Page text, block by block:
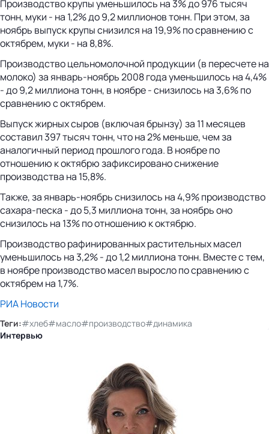
Производство крупы уменьшилось на 3% до 976 тысяч
тонн, муки - на 1,2% до 9,2 миллионов тонн. При этом, за
ноябрь выпуск крупы снизился на 19,9% по сравнению с
октябрем, муки - на 8,8%.
Производство цельномолочной продукции (в пересчете на
молоко) за январь-ноябрь 2008 года уменьшилось на 4,4%
- до 9,2 миллиона тонн, в ноябре - снизилось на 3,6% по
сравнению с октябрем.
Выпуск жирных сыров (включая брынзу) за 11 месяцев
составил 397 тысяч тонн, что на 2% меньше, чем за
аналогичный период прошлого года. В ноябре по
отношению к октябрю зафиксировано снижение
производства на 15,8%.
Также, за январь-ноябрь снизилось на 4,9% производство
сахара-песка - до 5,3 миллиона тонн, за ноябрь оно
снизилось на 13% по отношению к октябрю.
Производство рафинированных растительных масел
уменьшилось на 3,2% - до 1,2 миллиона тонн. Вместе с тем,
в ноябре производство масел выросло по сравнению с
октябрем на 1,7%.
РИА Новости
Теги:#хлеб#масло#производство#динамика
Интервью